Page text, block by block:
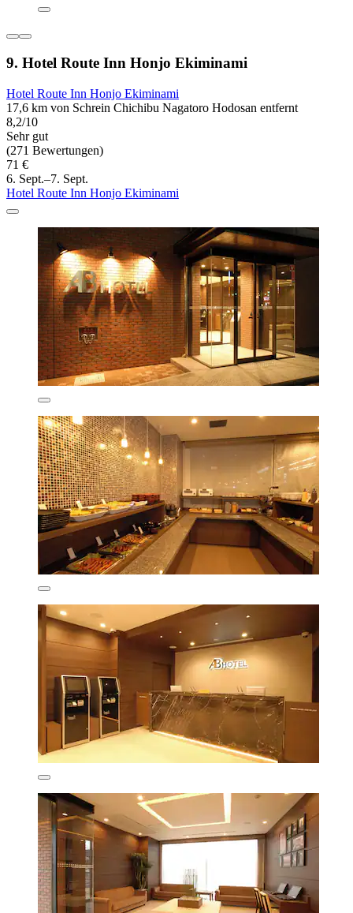
9. Hotel Route Inn Honjo Ekiminami
Hotel Route Inn Honjo Ekiminami
17,6 km von Schrein Chichibu Nagatoro Hodosan entfernt
8,2/10
Sehr gut
(271 Bewertungen)
71 €
6. Sept.–7. Sept.
Hotel Route Inn Honjo Ekiminami